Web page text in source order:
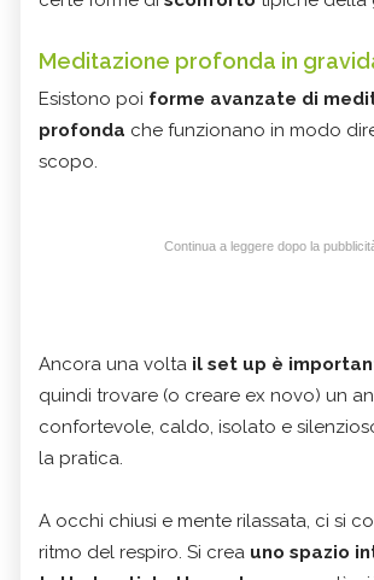
Meditazione profonda in
Esistono poi forme avanzate di
profonda che funzionano in modo
scopo.
Continua a leggere dopo la
Ancora una volta il set up è
quindi trovare (o creare ex novo) un
confortevole, caldo, isolato e
la pratica.
A occhi chiusi e mente rilassata, ci si
ritmo del respiro. Si crea uno spazio